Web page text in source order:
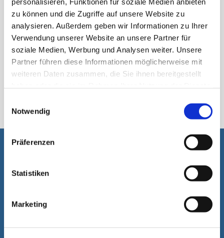
zu können und die Zugriffe auf unsere Website zu
analysieren. Außerdem geben wir Informationen zu Ihrer
Verwendung unserer Website an unsere Partner für
soziale Medien, Werbung und Analysen weiter. Unsere
Partner führen diese Informationen möglicherweise mit
weiteren Daten zusammen, die Sie ihnen bereitgestellt
Notwendig
Präferenzen
Statistiken
Marketing
StickPack